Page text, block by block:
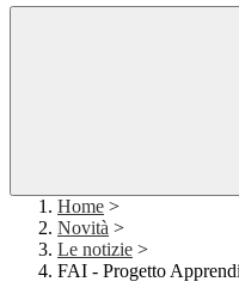
Home >
Novità >
Le notizie >
FAI - Progetto